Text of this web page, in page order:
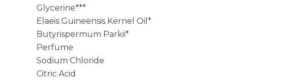
Glycerine***
Elaeis Guineensis Kernel Oil*
Butyrispermum Parkii*
Perfume
Sodium Chloride
Citric Acid